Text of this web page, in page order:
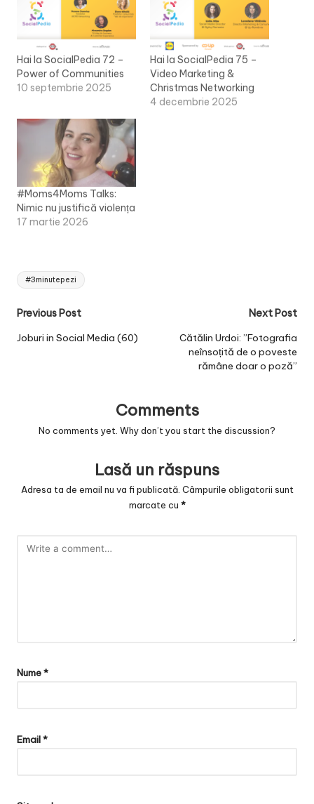
Hai la SocialPedia 72 –
Power of Communities
10 septembrie 2025
Hai la SocialPedia 75 –
Video Marketing &
Christmas Networking
4 decembrie 2025
#Moms4Moms Talks:
Nimic nu justifică violența
17 martie 2026
Tags:
#3minutepezi
Post
navigation
Previous Post
Joburi in Social Media (60)
Next Post
Cătălin Urdoi: ”Fotografia
neînsoțită de o poveste
rămâne doar o poză”
Comments
No comments yet. Why don’t you start the discussion?
Lasă un răspuns
Adresa ta de email nu va fi publicată. Câmpurile obligatorii sunt
marcate cu *
Nume*
Email*